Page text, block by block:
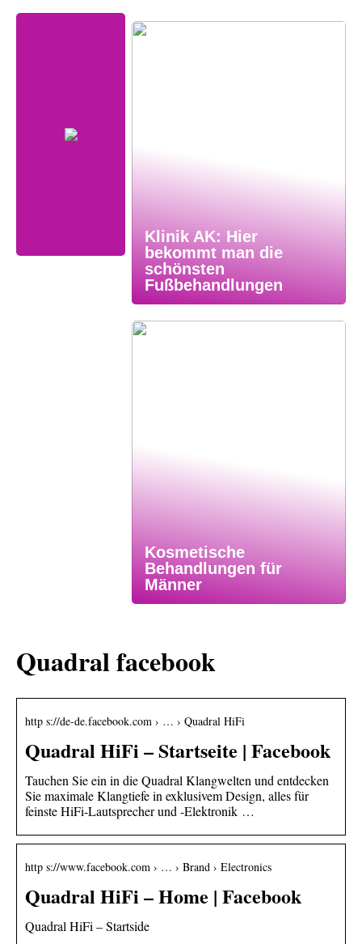
Klinik AK: Hier
bekommt man die
schönsten
Fußbehandlungen
Kosmetische
Behandlungen für
Männer
Quadral facebook
http s://de-de.facebook.com › … › Quadral HiFi
Quadral HiFi – Startseite | Facebook
Tauchen Sie ein in die Quadral Klangwelten und entdecken
Sie maximale Klangtiefe in exklusivem Design, alles für
feinste HiFi-Lautsprecher und -Elektronik …
http s://www.facebook.com › … › Brand › Electronics
Quadral HiFi – Home | Facebook
Quadral HiFi – Startside